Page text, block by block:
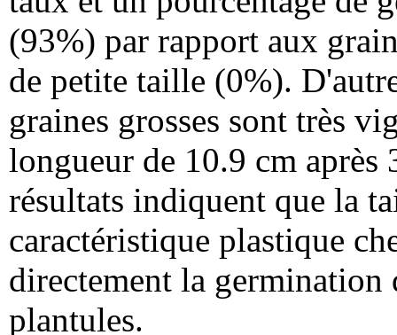
(93%) par rapport aux
de petite taille (0%).
graines grosses sont très
longueur de 10.9 cm après
résultats indiquent que la
caractéristique plastique
directement la germination
plantules.